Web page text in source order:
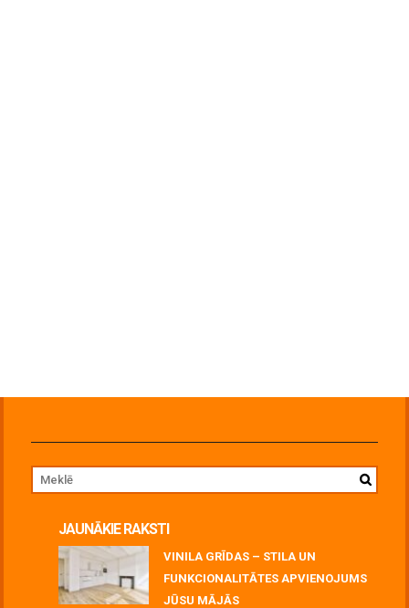
JAUNĀKIE RAKSTI
VINILA GRĪDAS – STILA UN
FUNKCIONALITĀTES APVIENOJUMS
JŪSU MĀJĀS